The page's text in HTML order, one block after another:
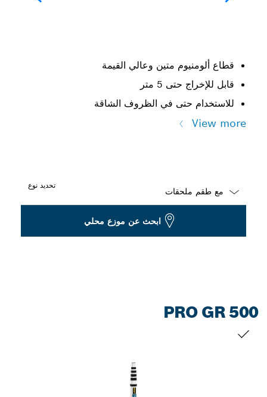
قطاع ألومنيوم متين وعالي القيمة
قابل للإخراج حتى 5 متر
للاستخدام حتى في الظروف الشاقة
View more
تحديد نوع
ابحث عن موزع محلي
PRO GR 500